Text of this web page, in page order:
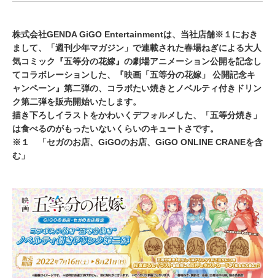
株式会社GENDA GiGO Entertainmentは、当社店舗※１におき
まして、「週刊少年マガジン」で連載された春場ねぎによる大人
気コミック『五等分の花嫁』の劇場アニメーション公開を記念し
てコラボレーションした、『映画「五等分の花嫁」 公開記念キ
ャンペーン』第二弾の、コラボたい焼きとノベルティ付きドリン
ク第二弾を販売開始いたします。
描き下ろしイラストをかわいくデフォルメした、「五等分焼き」
は食べるのがもったいないくらいのキュートさです。
※１ 「セガのお店、GiGOのお店、GiGO ONLINE CRANEを含
む」